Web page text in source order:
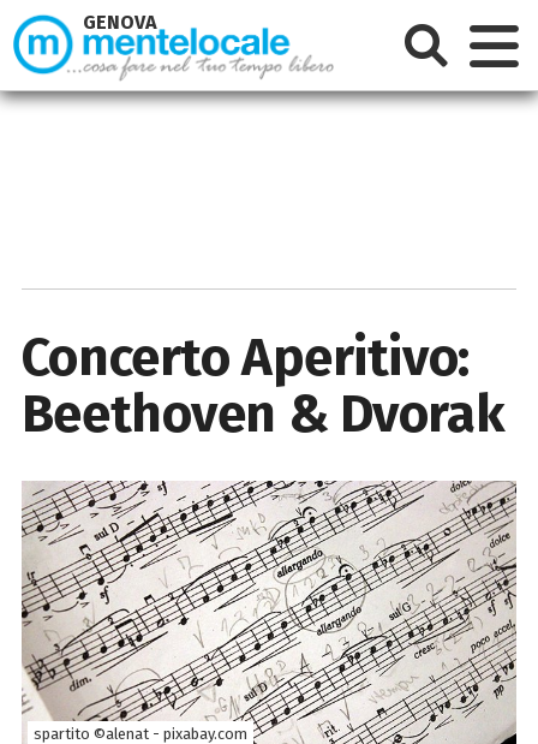
Concerto Aperitivo:
Beethoven & Dvorak
spartito ©alenat - pixabay.com
GENOVA